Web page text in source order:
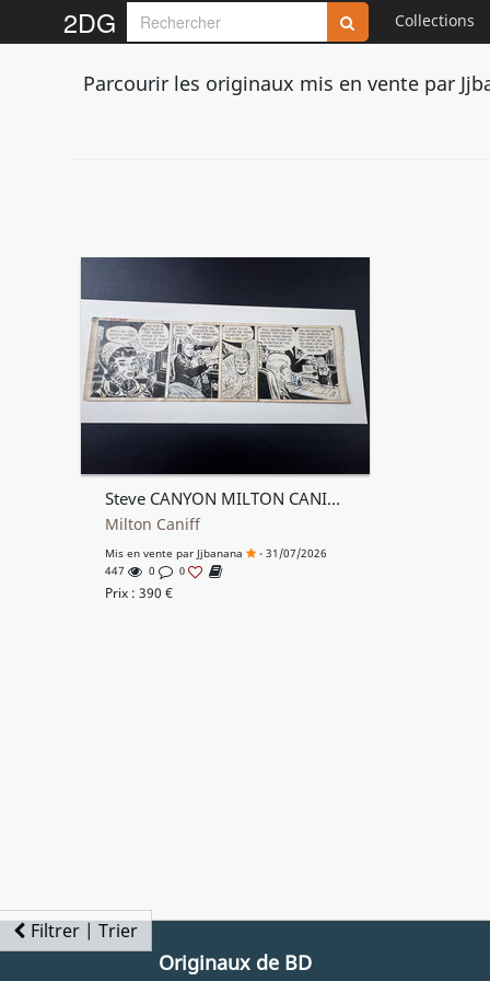
2DG Collections
Filtrer | Trier
Parcourir les originaux mis en vente par
Steve CANYON MILTON CANIFF SUPERBE STRIP SIGNE
Milton Caniff
Mis en vente par Jjbanana
- 31/07/2026
447
0 0
Prix : 390 €
Originaux de BD